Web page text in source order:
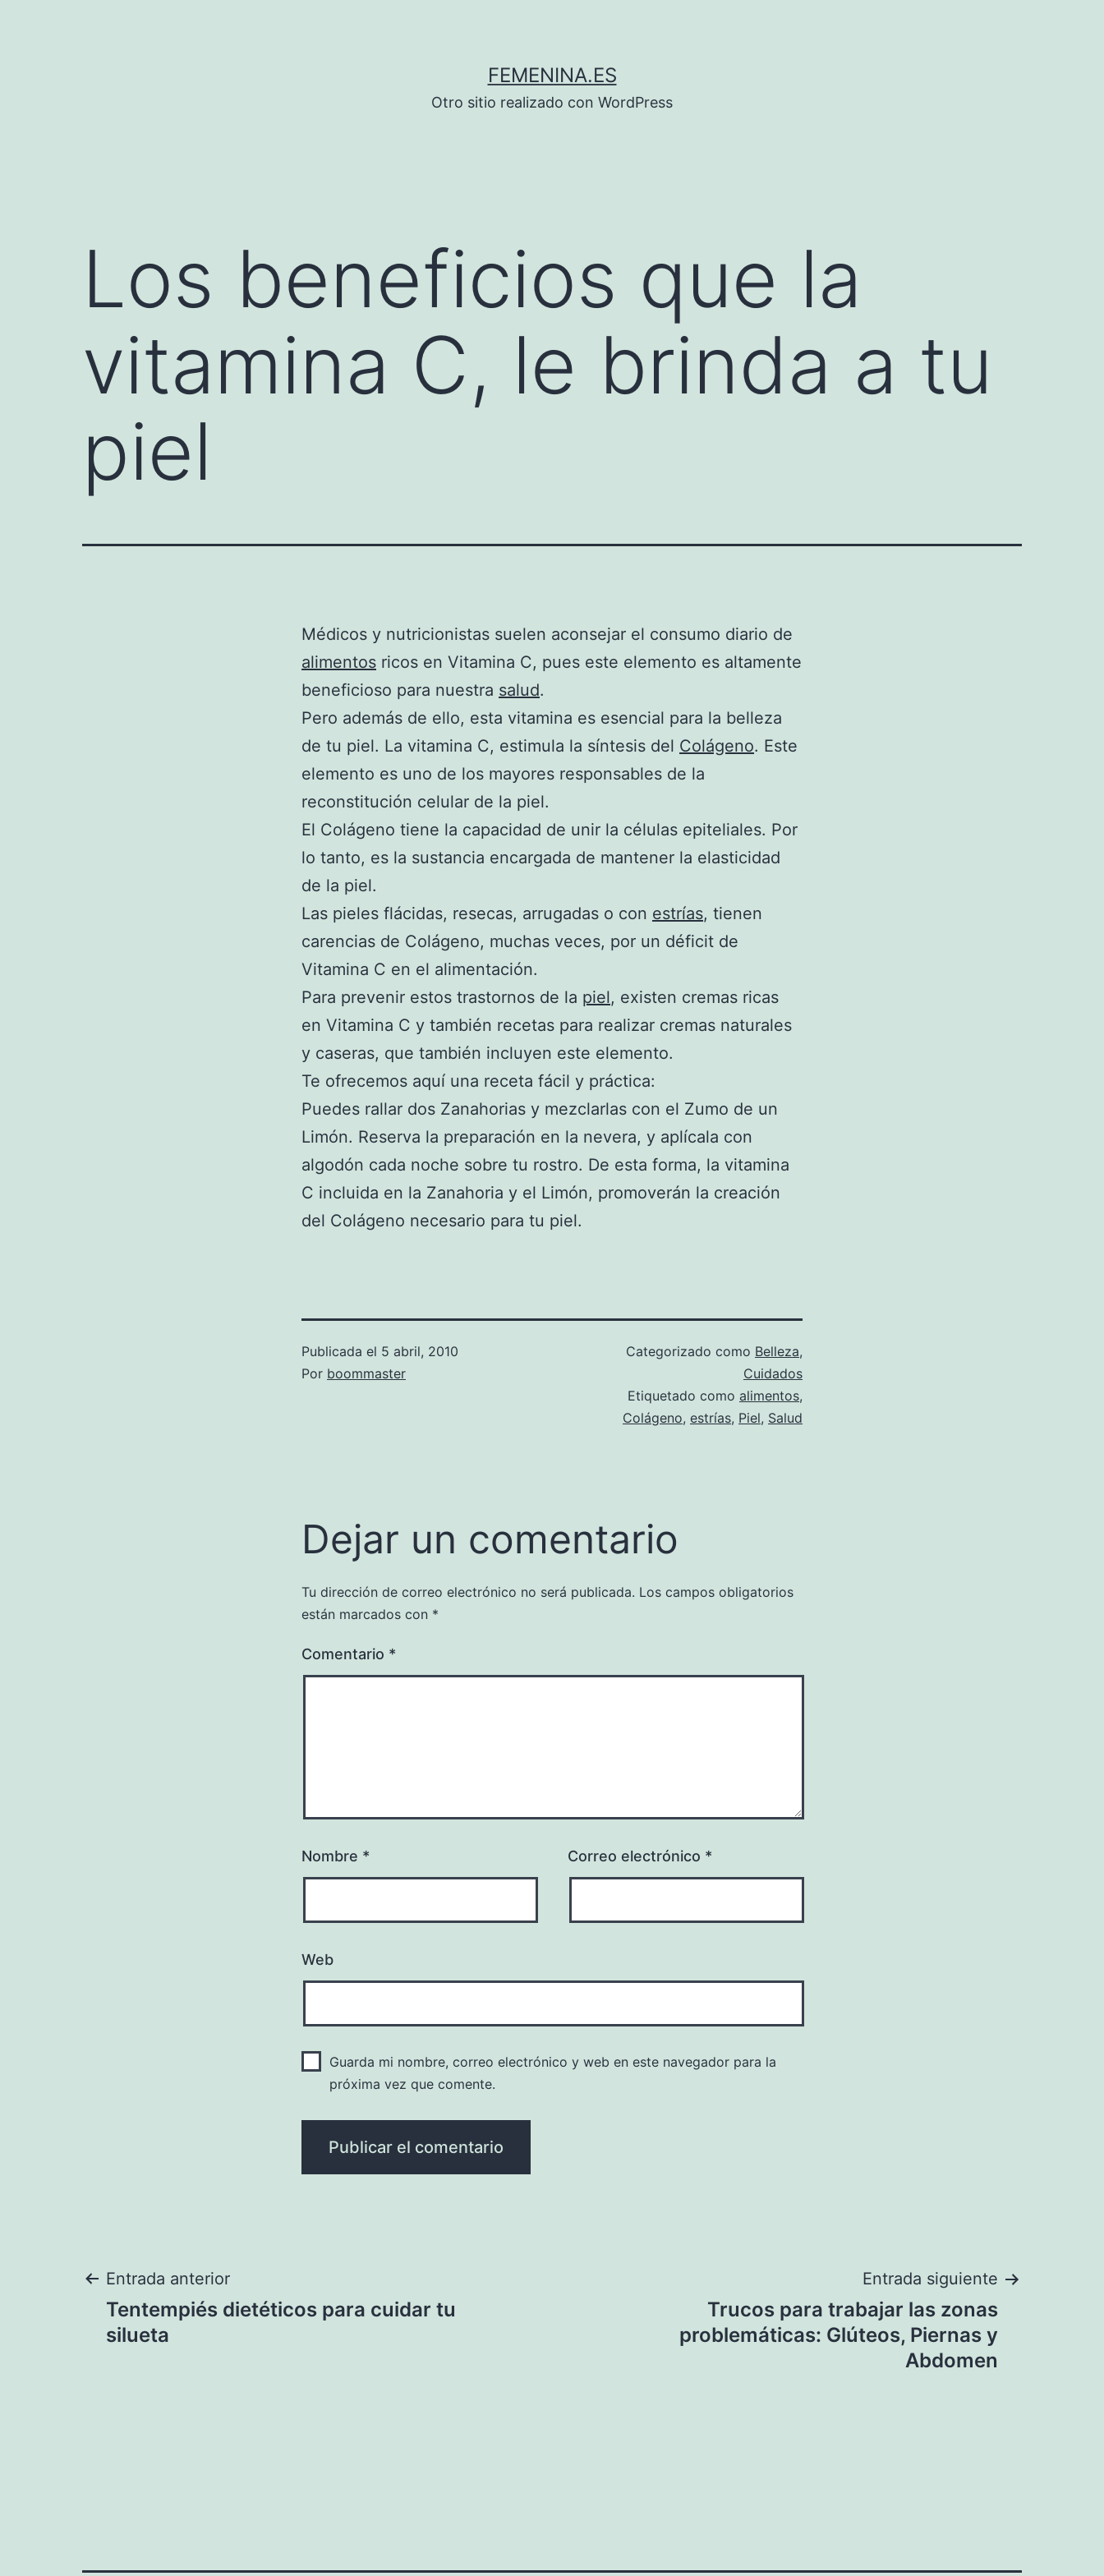
FEMENINA.ES
Otro sitio realizado con WordPress
Los beneficios que la
vitamina C, le brinda a tu
piel
Médicos y nutricionistas suelen aconsejar el consumo diario de
alimentos ricos en Vitamina C, pues este elemento es altamente
beneficioso para nuestra salud.
Pero además de ello, esta vitamina es esencial para la belleza
de tu piel. La vitamina C, estimula la síntesis del Colágeno. Este
elemento es uno de los mayores responsables de la
reconstitución celular de la piel.
El Colágeno tiene la capacidad de unir la células epiteliales. Por
lo tanto, es la sustancia encargada de mantener la elasticidad
de la piel.
Las pieles flácidas, resecas, arrugadas o con estrías, tienen
carencias de Colágeno, muchas veces, por un déficit de
Vitamina C en el alimentación.
Para prevenir estos trastornos de la piel, existen cremas ricas
en Vitamina C y también recetas para realizar cremas naturales
y caseras, que también incluyen este elemento.
Te ofrecemos aquí una receta fácil y práctica:
Puedes rallar dos Zanahorias y mezclarlas con el Zumo de un
Limón. Reserva la preparación en la nevera, y aplícala con
algodón cada noche sobre tu rostro. De esta forma, la vitamina
C incluida en la Zanahoria y el Limón, promoverán la creación
del Colágeno necesario para tu piel.
Publicada el 5 abril, 2010
Por boommaster
Categorizado como Belleza,
Cuidados
Etiquetado como alimentos,
Colágeno, estrías, Piel, Salud
Dejar un comentario
Tu dirección de correo electrónico no será publicada. Los campos obligatorios
están marcados con *
Comentario *
Nombre * Correo electrónico *
Web
Guarda mi nombre, correo electrónico y web en este navegador para la
próxima vez que comente.
Navegación
de
Entrada anterior
Tentempiés dietéticos para cuidar tu
silueta
Entrada siguiente
Trucos para trabajar las zonas
problemáticas: Glúteos, Piernas y
Abdomen